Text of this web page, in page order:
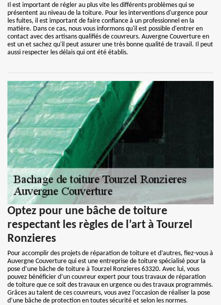
Il est important de régler au plus vite les différents problèmes qui se
présentent au niveau de la toiture. Pour les interventions d'urgence pour
les fuites, il est important de faire confiance à un professionnel en la
matière. Dans ce cas, nous vous informons qu'il est possible d'entrer en
contact avec des artisans qualifiés de couvreurs. Auvergne Couverture en
est un et sachez qu'il peut assurer une très bonne qualité de travail. Il peut
aussi respecter les délais qui ont été établis.
Optez pour une bâche de toiture
respectant les règles de l’art à Tourzel
Ronzieres
Pour accomplir des projets de réparation de toiture et d’autres, fiez-vous à
Auvergne Couverture qui est une entreprise de toiture spécialisé pour la
pose d’une bâche de toiture à Tourzel Ronzieres 63320. Avec lui, vous
pouvez bénéficier d’un couvreur expert pour tous travaux de réparation
de toiture que ce soit des travaux en urgence ou des travaux programmés.
Grâces au talent de ces couvreurs, vous avez l’occasion de réaliser la pose
d’une bâche de protection en toutes sécurité et selon les normes.